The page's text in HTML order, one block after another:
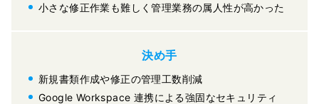
小さな修正作業も難しく管理業務の属人性が高かった
決め手
新規書類作成や修正の管理工数削減
Google Workspace 連携による強固なセキュリティ